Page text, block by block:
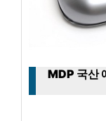
MDP 국산